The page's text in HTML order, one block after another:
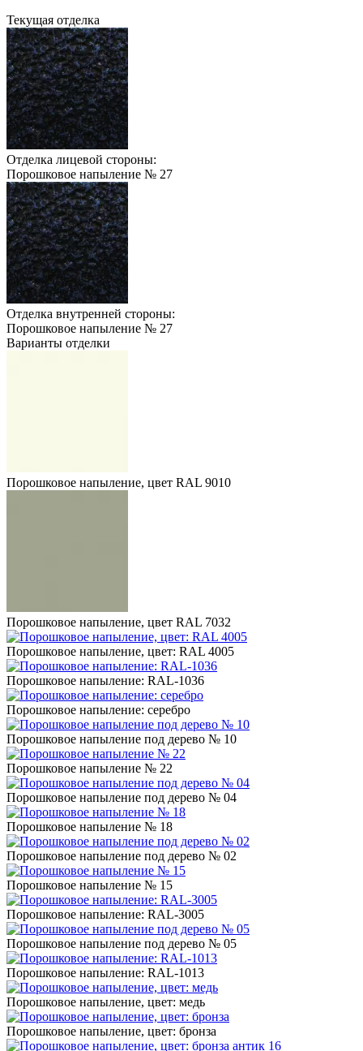
Текущая отделка
Отделка лицевой стороны:
Порошковое напыление № 27
Отделка внутренней стороны:
Порошковое напыление № 27
Варианты отделки
Порошковое напыление, цвет RAL 9010
Порошковое напыление, цвет RAL 7032
Порошковое напыление, цвет: RAL 4005
Порошковое напыление: RAL-1036
Порошковое напыление: серебро
Порошковое напыление под дерево № 10
Порошковое напыление № 22
Порошковое напыление под дерево № 04
Порошковое напыление № 18
Порошковое напыление под дерево № 02
Порошковое напыление № 15
Порошковое напыление: RAL-3005
Порошковое напыление под дерево № 05
Порошковое напыление: RAL-1013
Порошковое напыление, цвет: медь
Порошковое напыление, цвет: бронза